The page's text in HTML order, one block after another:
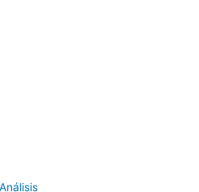
Análisis